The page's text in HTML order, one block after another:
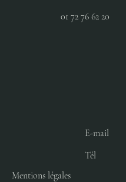
01 72 76 62 20
E-mail
Tél
Mentions légales